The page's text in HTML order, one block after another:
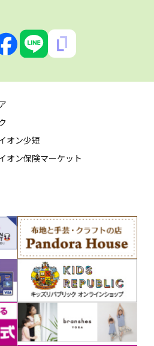
オン少短
オン保険マーケット